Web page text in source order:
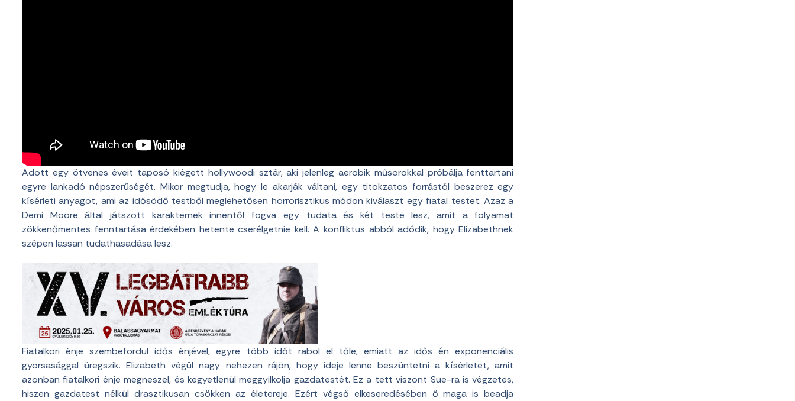
Adott egy ötvenes éveit taposó kiégett hollywoodi sztár, aki jelenleg aerobik műsorokkal próbálja fenttartani
egyre lankadó népszerűségét. Mikor megtudja, hogy le akarják váltani, egy titokzatos forrástól beszerez egy
kísérleti anyagot, ami az idősödő testből meglehetősen horrorisztikus módon kiválaszt egy fiatal testet. Azaz a
Demi Moore által játszott karakternek innentől fogva egy tudata és két teste lesz, amit a folyamat
zökkenőmentes fenntartása érdekében hetente cserélgetnie kell. A konfliktus abból adódik, hogy Elizabethnek
szépen lassan tudathasadása lesz.
Fiatalkori énje szembefordul idős énjével, egyre több időt rabol el tőle, emiatt az idős én exponenciális
gyorsasággal üregszik. Elizabeth végül nagy nehezen rájön, hogy ideje lenne beszüntetni a kísérletet, amit
azonban fiatalkori énje megneszel, és kegyetlenül meggyilkolja gazdatestét. Ez a tett viszont Sue-ra is végzetes,
hiszen gazdatest nélkül drasztikusan csökken az életereje. Ezért végső elkeseredésében ő maga is beadja